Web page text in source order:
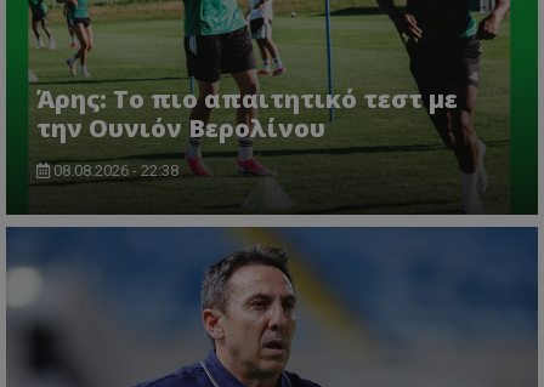
Άρης: Το πιο απαιτητικό τεστ με
την Ουνιόν Βερολίνου
08.08.2026 - 22:38